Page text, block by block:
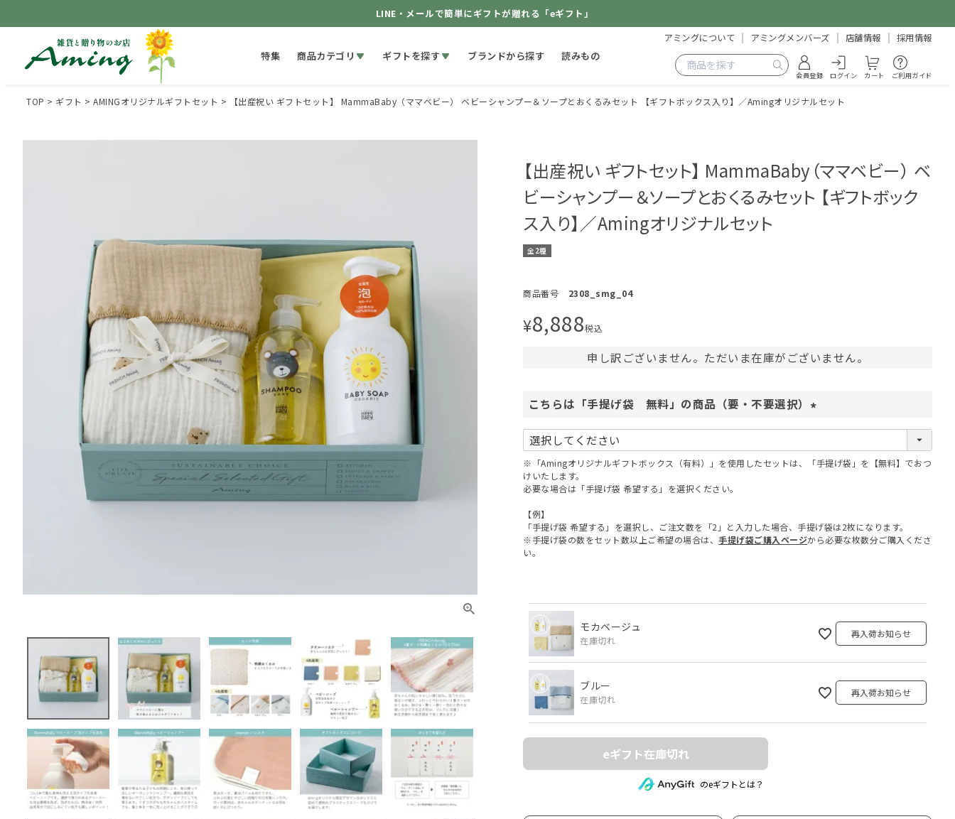
LINE・メールで簡単にギフトが贈れる「eギフト」
特集 商品カテゴリ ギフトを探す ブランドから探す 読みもの
アミングについて アミングメンバーズ 店舗情報 採用情報
会員登録 ログイン カート ご利用ガイド
TOP ギフト AMINGオリジナルギフトセット 【出産祝い ギフトセット】 MammaBaby（ママベビー） ベビーシャンプー＆ソープとおくるみセット 【ギフトボックス入り】／Amingオリジナルセット
【出産祝い ギフトセット】 MammaBaby（ママベビー） ベ
ビーシャンプー＆ソープとおくるみセット 【ギフトボック
ス入り】／Amingオリジナルセット
全2種
商品番号 2308_smg_04
¥8,888税込
申し訳ございません。ただいま在庫がございません。
こちらは「手提げ袋 無料」の商品（要・不要選択）
須
※「Amingオリジナルギフトボックス（有料）」を使用したセットは、「手提げ袋」を【無料】でおつ
けいたします。
必要な場合は「手提げ袋 希望する」を選択ください。
【例】
「手提げ袋 希望する」を選択し、ご注文数を「2」と入力した場合、手提げ袋は2枚になります。
※手提げ袋の数をセット数以上ご希望の場合は、 手提げ袋ご購入ページから必要な枚数分ご購入くださ
い。
モカベージュ
在庫切れ
再入荷お知らせ
ブルー
在庫切れ
再入荷お知らせ
eギフト在庫切れ
のeギフトとは？